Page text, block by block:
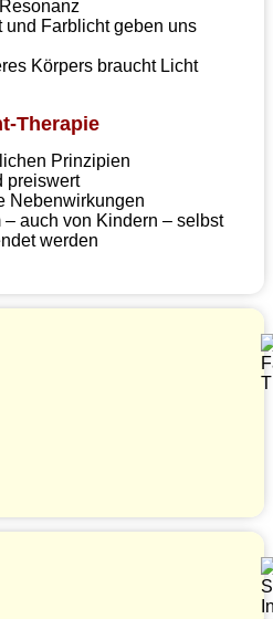
und Farblicht geben uns
Körpers braucht Licht
Therapie
Prinzipien
preiswert
Nebenwirkungen
– auch von Kindern – selbst
werden